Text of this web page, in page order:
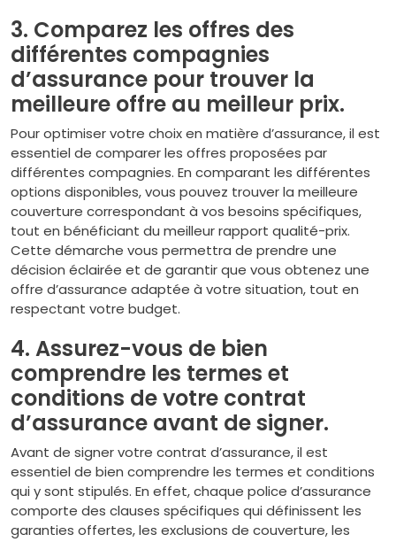
3. Comparez les offres des
différentes compagnies
d’assurance pour trouver la
meilleure offre au meilleur prix.
Pour optimiser votre choix en matière d’assurance, il est
essentiel de comparer les offres proposées par
différentes compagnies. En comparant les différentes
options disponibles, vous pouvez trouver la meilleure
couverture correspondant à vos besoins spécifiques,
tout en bénéficiant du meilleur rapport qualité-prix.
Cette démarche vous permettra de prendre une
décision éclairée et de garantir que vous obtenez une
offre d’assurance adaptée à votre situation, tout en
respectant votre budget.
4. Assurez-vous de bien
comprendre les termes et
conditions de votre contrat
d’assurance avant de signer.
Avant de signer votre contrat d’assurance, il est
essentiel de bien comprendre les termes et conditions
qui y sont stipulés. En effet, chaque police d’assurance
comporte des clauses spécifiques qui définissent les
garanties offertes, les exclusions de couverture, les